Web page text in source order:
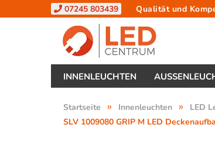
07245 803439 Qualität und
INNENLEUCHTEN
Startseite » Innenleuchten » LED
SLV 1009080 GRIP M LED